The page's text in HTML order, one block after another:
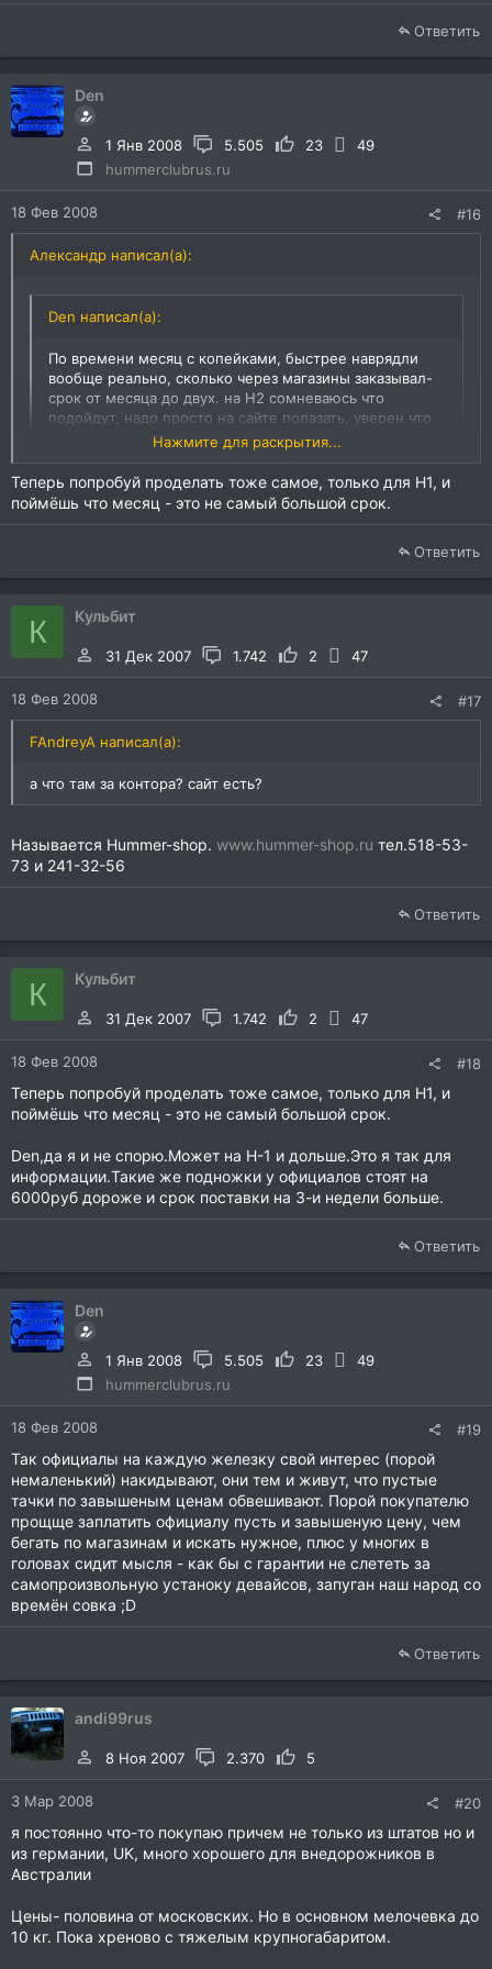
Ответить
Den
1 Янв 2008 5.505 23
49
hummerclubrus.ru
18 Фев 2008 #16
Александр написал(а):
Den написал(а):
По времени месяц с копейками, быстрее наврядли
вообще реально, сколько через магазины заказывал-
срок от месяца до двух. на Н2 сомневаюсь что
подойдут, надо просто на сайте полазать, уверен что
на Н2 в разы больше всего чем на Н1
Нажмите для раскрытия...
Заказал на Плющихе себе подножки,так как помял
обе.Заказ сделал 08.02.08.Сегодня 18.02.08 позвонили и
не звонил,везде срок от 3-х недель до 5-ти недель.Может
где-то и привозят раньше.но я пока не нашёл.
Нажмите для раскрытия...
Теперь попробуй проделать тоже самое, только для Н1, и
поймёшь что месяц - это не самый большой срок.
Ответить
К Кульбит
31 Дек 2007 1.742 2 47
18 Фев 2008 #17
FAndreyA написал(а):
а что там за контора? сайт есть?
Называется Hummer-shop. www.hummer-shop.ru тел.518-53-
73 и 241-32-56
Ответить
К Кульбит
31 Дек 2007 1.742 2 47
18 Фев 2008 #18
Теперь попробуй проделать тоже самое, только для Н1, и
поймёшь что месяц - это не самый большой срок.
Den,да я и не спорю.Может на Н-1 и дольше.Это я так для
информации.Такие же подножки у официалов стоят на
6000руб дороже и срок поставки на 3-и недели больше.
Ответить
Den
1 Янв 2008 5.505 23
49
hummerclubrus.ru
18 Фев 2008 #19
Так официалы на каждую железку свой интерес (порой
немаленький) накидывают, они тем и живут, что пустые
тачки по завышеным ценам обвешивают. Порой покупателю
прощще заплатить официалу пусть и завышеную цену, чем
бегать по магазинам и искать нужное, плюс у многих в
головах сидит мысля - как бы с гарантии не слететь за
самопроизвольную устаноку девайсов, запуган наш народ со
времён совка ;D
Ответить
andi99rus
8 Ноя 2007 2.370 5
3 Мар 2008 #20
я постоянно что-то покупаю причем не только из штатов но и
из германии, UK, много хорошего для внедорожников в
Австралии
Цены- половина от московских. Но в основном мелочевка до
10 кг. Пока хреново с тяжелым крупногабаритом.